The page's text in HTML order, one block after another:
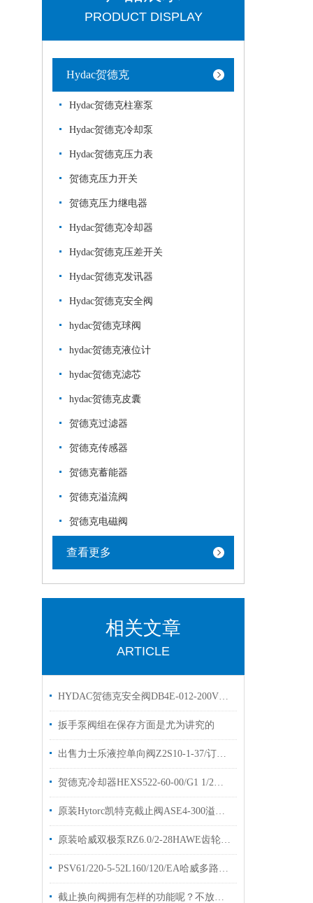
PRODUCT DISPLAY
Hydac贺德克
Hydac贺德克柱塞泵
Hydac贺德克冷却泵
Hydac贺德克压力表
贺德克压力开关
贺德克压力继电器
Hydac贺德克冷却器
Hydac贺德克压差开关
Hydac贺德克发讯器
Hydac贺德克安全阀
hydac贺德克球阀
hydac贺德克液位计
hydac贺德克滤芯
hydac贺德克皮囊
贺德克过滤器
贺德克传感器
贺德克蓄能器
贺德克溢流阀
贺德克电磁阀
查看更多
相关文章
ARTICLE
HYDAC贺德克安全阀DB4E-012-200V溢流阀有库存
扳手泵阀组在保存方面是尤为讲究的
出售力士乐液控单向阀Z2S10-1-37/订货号R900407394
贺德克冷却器HEXS522-60-00/G1 1/2换热器3383910原装出售
原装Hytorc凯特克截止阀ASE4-300溢流阀有库存现货
原装哈威双极泵RZ6.0/2-28HAWE齿轮泵Z28质保一年
PSV61/220-5-52L160/120/EA哈威多路阀欢迎选购
截止换向阀拥有怎样的功能呢？不放先看看下文